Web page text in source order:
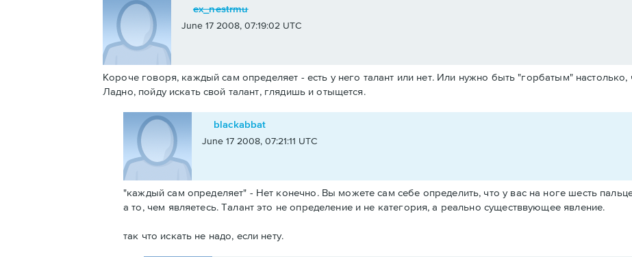
ex_nestrmu
June 17 2008, 07:19:02 UTC
Короче говоря, каждый сам определяет - есть у него талант или нет. Или нужно быть "горбатым"
Ладно, пойду искать свой талант, глядишь и отыщется.
blackabbat
June 17 2008, 07:21:11 UTC
"каждый сам определяет" - Нет конечно. Вы можете сам себе определить, что у вас на ноге шесть
а то, чем являетесь. Талант это не определение и не категория, а реально существвующее явление.
так что искать не надо, если нету.